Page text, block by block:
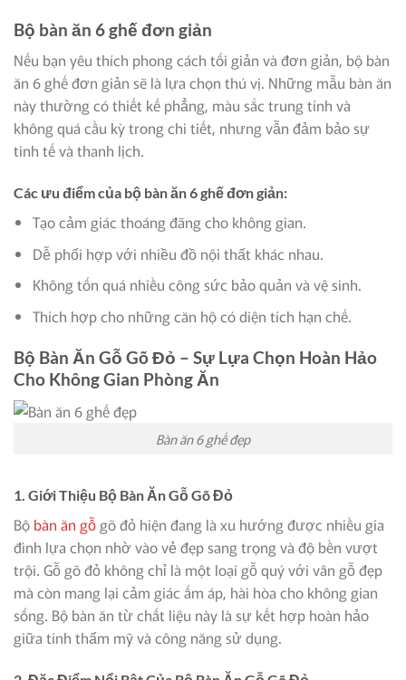
Bộ bàn ăn 6 ghế đơn giản
Nếu bạn yêu thích phong cách tối giản và đơn giản, bộ bàn
ăn 6 ghế đơn giản sẽ là lựa chọn thú vị. Những mẫu bàn ăn
này thường có thiết kế phẳng, màu sắc trung tính và
không quá cầu kỳ trong chi tiết, nhưng vẫn đảm bảo sự
tinh tế và thanh lịch.
Các ưu điểm của bộ bàn ăn 6 ghế đơn giản:
Tạo cảm giác thoáng đãng cho không gian.
Dễ phối hợp với nhiều đồ nội thất khác nhau.
Không tốn quá nhiều công sức bảo quản và vệ sinh.
Thích hợp cho những căn hộ có diện tích hạn chế.
Bộ Bàn Ăn Gỗ Gõ Đỏ – Sự Lựa Chọn Hoàn Hảo
Cho Không Gian Phòng Ăn
Bàn ăn 6 ghế đẹp
1. Giới Thiệu Bộ Bàn Ăn Gỗ Gõ Đỏ
Bộ bàn ăn gỗ gõ đỏ hiện đang là xu hướng được nhiều gia
đình lựa chọn nhờ vào vẻ đẹp sang trọng và độ bền vượt
trội. Gỗ gõ đỏ không chỉ là một loại gỗ quý với vân gỗ đẹp
mà còn mang lại cảm giác ấm áp, hài hòa cho không gian
sống. Bộ bàn ăn từ chất liệu này là sự kết hợp hoàn hảo
giữa tính thẩm mỹ và công năng sử dụng.